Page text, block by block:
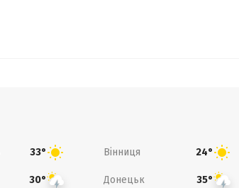
33° Вінниця 24°
30° Донецьк 35°